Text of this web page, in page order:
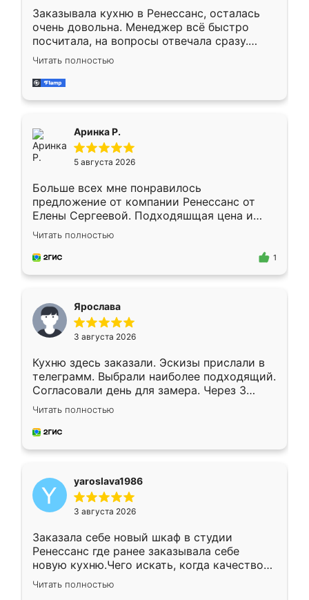
Заказывала кухню в Ренессанс, осталась
очень довольна. Менеджер всё быстро
посчитала, на вопросы отвечала сразу.
Замерщик приехал в субботу, подошёл к
делу со всей ответственностью. Собрали
за день, ребята работали аккуратно, даже
Читать полностью
Аринка Р.
5 августа 2026
Больше всех мне понравилось
предложение от компании Ренессанс от
Елены Сергеевой. Подходяшщая цена и
короткие сроки изготовления. Приехавший
для замера сотрудник Владислав
предложил по моему эскизу самый
Читать полностью
1
Ярослава
3 августа 2026
Кухню здесь заказали. Эскизы прислали в
телеграмм. Выбрали наиболее подходящий.
Согласовали день для замера. Через 3
недели кухня была уже готова. Остались
довольны работой. Спасибо Ренессанс
мебель за качественную работу!
Читать полностью
yaroslava1986
3 августа 2026
Заказала себе новый шкаф в студии
Ренессанс где ранее заказывала себе
новую кухню.Чего искать, когда качеством
вполне довольна. Служит кухня уже почти
два года, нареканий нет.
Читать полностью